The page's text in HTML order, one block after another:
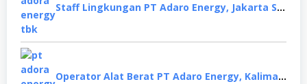
Staff Lingkungan PT Adaro Energy, Jakarta Selatan
Operator Alat Berat PT Adaro Energy, Kalimantan Selatan